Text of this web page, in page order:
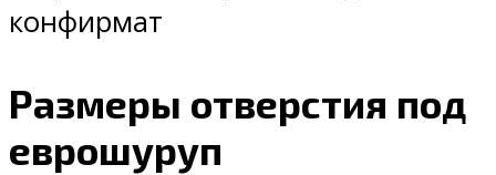
конфирмат
Размеры отверстия под
еврошуруп